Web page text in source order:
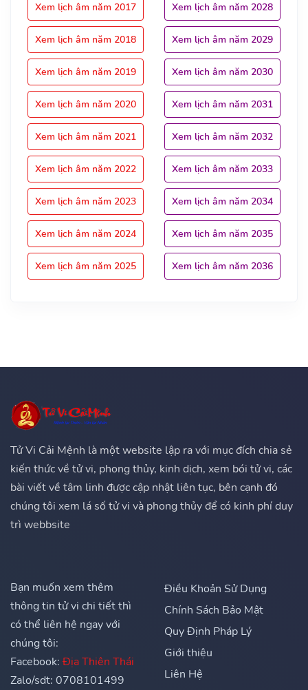
Xem lịch âm năm 2017
Xem lịch âm năm 2018
Xem lịch âm năm 2019
Xem lịch âm năm 2020
Xem lịch âm năm 2021
Xem lịch âm năm 2022
Xem lịch âm năm 2023
Xem lịch âm năm 2024
Xem lịch âm năm 2025
Xem lịch âm năm 2028
Xem lịch âm năm 2029
Xem lịch âm năm 2030
Xem lịch âm năm 2031
Xem lịch âm năm 2032
Xem lịch âm năm 2033
Xem lịch âm năm 2034
Xem lịch âm năm 2035
Xem lịch âm năm 2036
Tử Vi Cải Mệnh là một website lập ra với mục đích chia sẻ
kiến thức về tử vi, phong thủy, kinh dịch, xem bói tử vi, các
bài viết về tâm linh được cập nhật liên tục, bên cạnh đó
chúng tôi xem lá số tử vi và phong thủy để có kinh phí duy
trì webbsite
Bạn muốn xem thêm
thông tin tử vi chi tiết thì
có thể liên hệ ngay với
chúng tôi:
Facebook: Địa Thiên Thái
Zalo/sdt: 0708101499
Điều Khoản Sử Dụng
Chính Sách Bảo Mật
Quy Định Pháp Lý
Giới thiệu
Liên Hệ